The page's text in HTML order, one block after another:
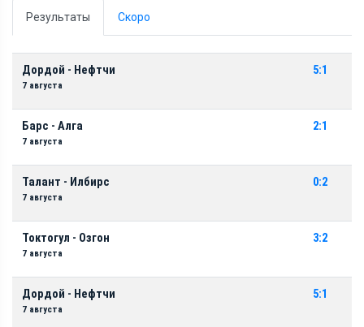
Результаты Скоро
Дордой - Нефтчи
7 августа
5:1
Барс - Алга
7 августа
2:1
Талант - Илбирс
7 августа
0:2
Токтогул - Озгон
7 августа
3:2
Дордой - Нефтчи
7 августа
5:1